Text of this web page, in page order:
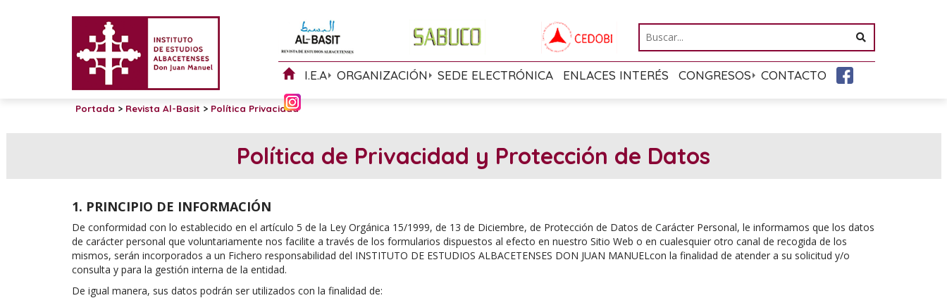
I.E.A ORGANIZACIÓN SEDE ELECTRÓNICA ENLACES INTERÉS CONGRESOS CONTACTO
Portada > Revista Al-Basit > Política Privacidad
Política de Privacidad y Protección de Datos
1. PRINCIPIO DE INFORMACIÓN
De conformidad con lo establecido en el artículo 5 de la Ley Orgánica 15/1999, de 13 de Diciembre, de Protección de Datos de Carácter Personal, le informamos que los datos
de carácter personal que voluntariamente nos facilite a través de los formularios dispuestos al efecto en nuestro Sitio Web o en cualesquier otro canal de recogida de los
mismos, serán incorporados a un Fichero responsabilidad del INSTITUTO DE ESTUDIOS ALBACETENSES DON JUAN MANUELcon la finalidad de atender a su solicitud y/o
consulta y para la gestión interna de la entidad.
De igual manera, sus datos podrán ser utilizados con la finalidad de: